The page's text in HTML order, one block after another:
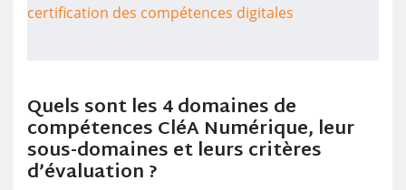
certification des compétences digitales
Quels sont les 4 domaines de
compétences CléA Numérique, leur
sous-domaines et leurs critères
d’évaluation ?